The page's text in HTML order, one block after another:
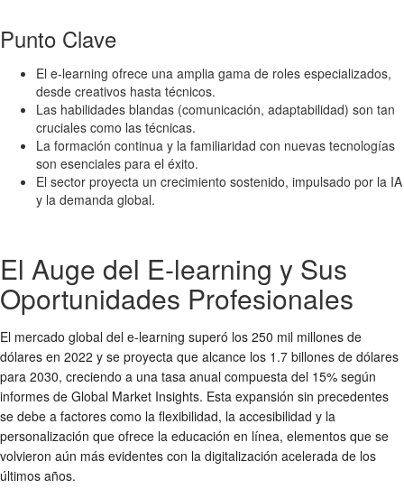
Punto Clave
El e-learning ofrece una amplia gama de roles especializados,
desde creativos hasta técnicos.
Las habilidades blandas (comunicación, adaptabilidad) son tan
cruciales como las técnicas.
La formación continua y la familiaridad con nuevas tecnologías
son esenciales para el éxito.
El sector proyecta un crecimiento sostenido, impulsado por la IA
y la demanda global.
El Auge del E-learning y Sus
Oportunidades Profesionales
El mercado global del e-learning superó los 250 mil millones de
dólares en 2022 y se proyecta que alcance los 1.7 billones de dólares
para 2030, creciendo a una tasa anual compuesta del 15% según
informes de Global Market Insights. Esta expansión sin precedentes
se debe a factores como la flexibilidad, la accesibilidad y la
personalización que ofrece la educación en línea, elementos que se
volvieron aún más evidentes con la digitalización acelerada de los
últimos años.